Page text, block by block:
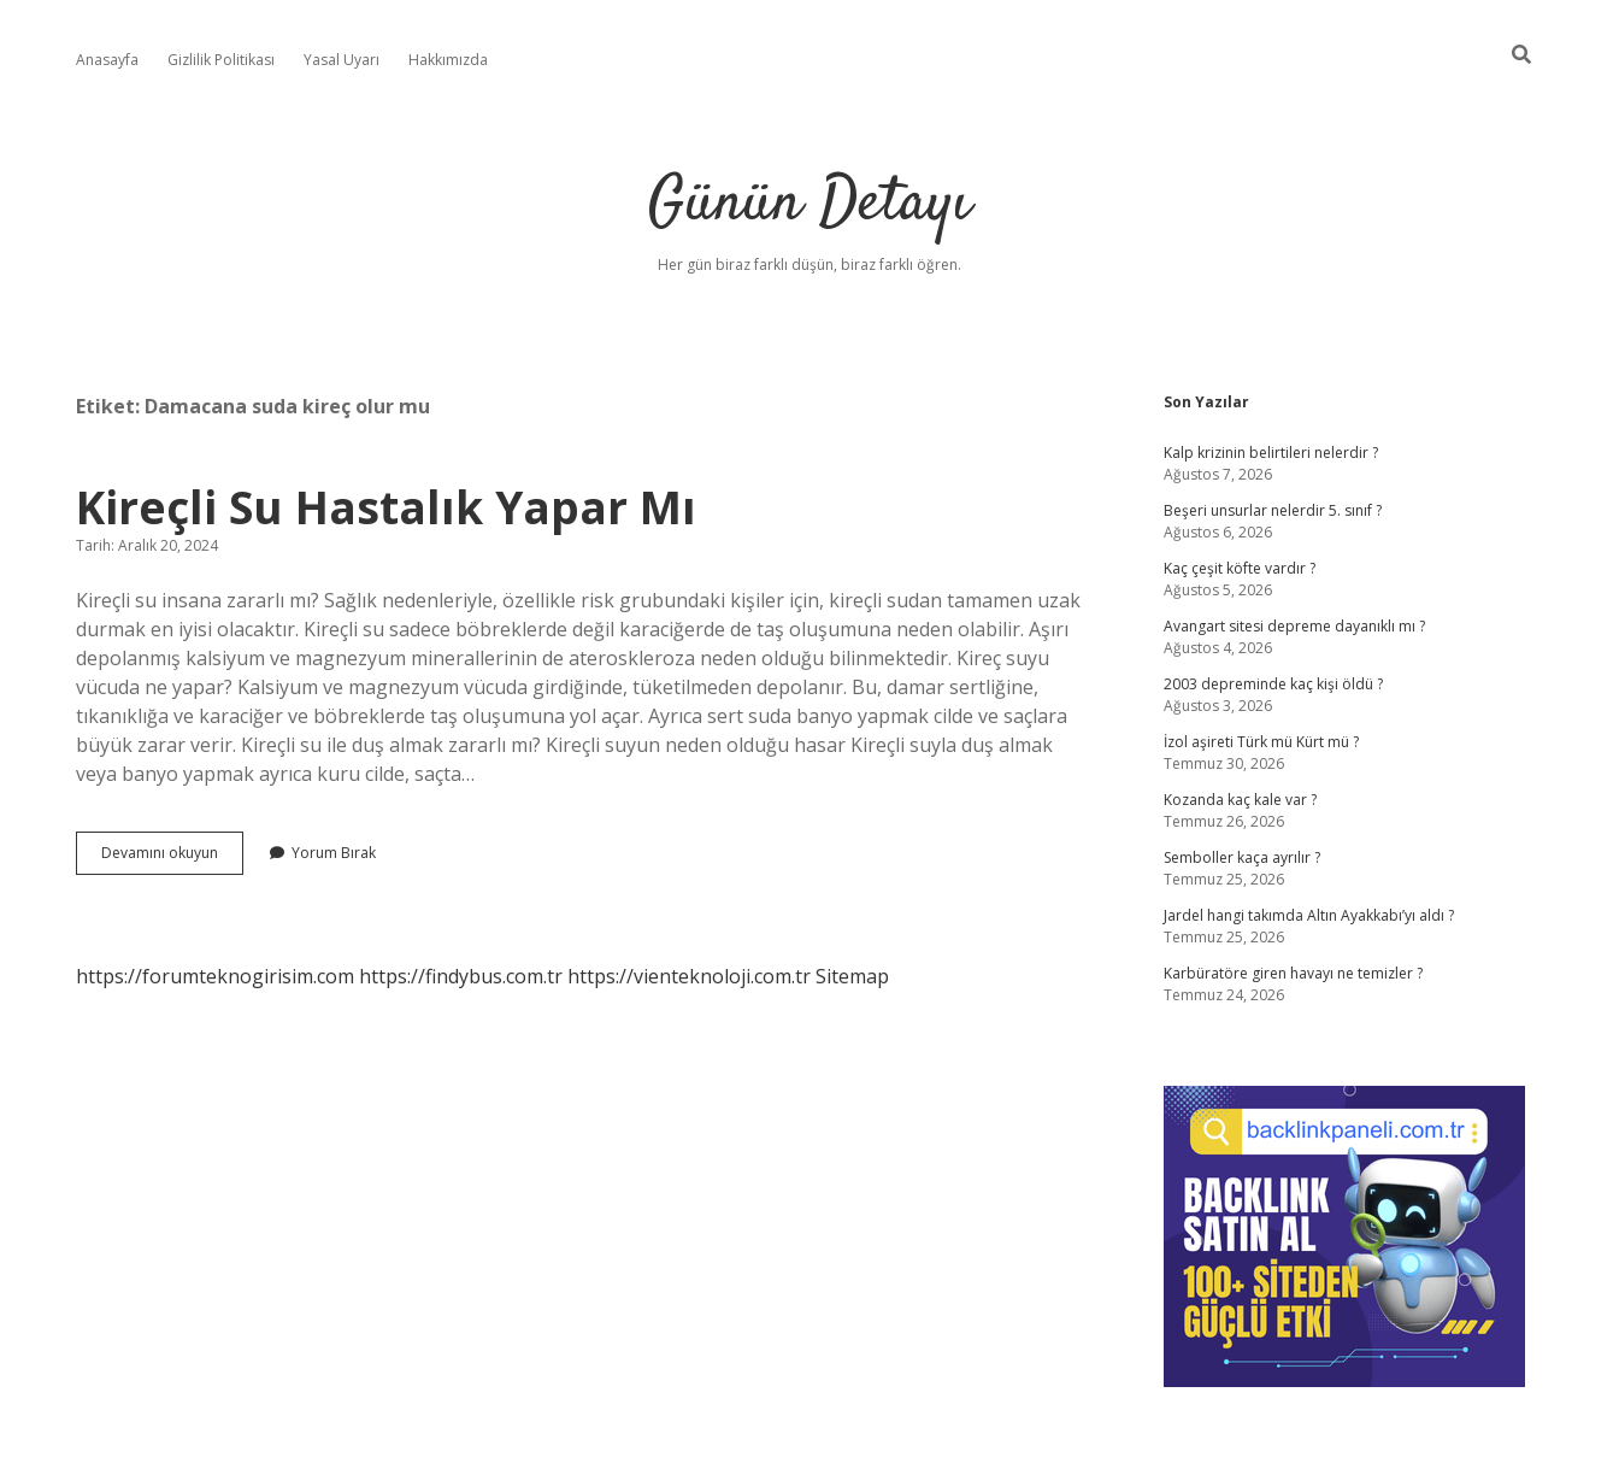
Anasayfa Gizlilik Politikası Yasal Uyarı Hakkımızda
Günün Detayı
Her gün biraz farklı düşün, biraz farklı öğren.
Etiket: Damacana suda kireç olur mu
Kireçli Su Hastalık Yapar Mı
Tarih: Aralık 20, 2024
Kireçli su insana zararlı mı? Sağlık nedenleriyle, özellikle risk grubundaki kişiler için, kireçli sudan tamamen uzak
durmak en iyisi olacaktır. Kireçli su sadece böbreklerde değil karaciğerde de taş oluşumuna neden olabilir. Aşırı
depolanmış kalsiyum ve magnezyum minerallerinin de ateroskleroza neden olduğu bilinmektedir. Kireç suyu
vücuda ne yapar? Kalsiyum ve magnezyum vücuda girdiğinde, tüketilmeden depolanır. Bu, damar sertliğine,
tıkanıklığa ve karaciğer ve böbreklerde taş oluşumuna yol açar. Ayrıca sert suda banyo yapmak cilde ve saçlara
büyük zarar verir. Kireçli su ile duş almak zararlı mı? Kireçli suyun neden olduğu hasar Kireçli suyla duş almak
veya banyo yapmak ayrıca kuru cilde, saçta…
Devamını okuyun
Su
Yorum Bırak
https://forumteknogirisim.com https://findybus.com.tr https://vienteknoloji.com.trSitemap
Sidebar
Son Yazılar
Kalp krizinin belirtileri nelerdir ?
Ağustos 7, 2026
Beşeri unsurlar nelerdir 5. sınıf ?
Ağustos 6, 2026
Kaç çeşit köfte vardır ?
Ağustos 5, 2026
Avangart sitesi depreme dayanıklı mı ?
Ağustos 4, 2026
2003 depreminde kaç kişi öldü ?
Ağustos 3, 2026
İzol aşireti Türk mü Kürt mü ?
Temmuz 30, 2026
Kozanda kaç kale var ?
Temmuz 26, 2026
Semboller kaça ayrılır ?
Temmuz 25, 2026
Jardel hangi takımda Altın Ayakkabı’yı aldı ?
Temmuz 25, 2026
Karbüratöre giren havayı ne temizler ?
Temmuz 24, 2026